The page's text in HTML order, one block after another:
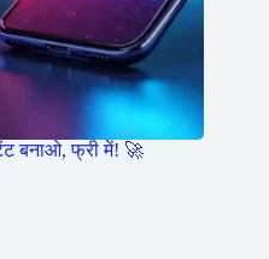
बनाओ, फ्री में! 🚀